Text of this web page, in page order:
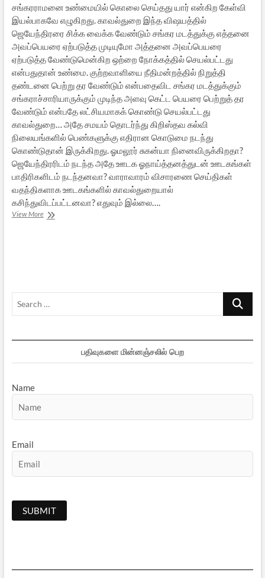
சங்கரராமனை உண்மையில் கொலை செய்தது யார் என்கிற கேள்வி
இயல்பாகவே எழுகிறது. காவல்துறை இந்த விஷயத்தில்
ஜெயேந்திரரை சிக்க வைக்க வேண்டும் சங்கர மடத்துக்கு எத்தனை
அவப்பெயரை ஏற்படுத்த முடியுமோ அத்தனை அவப்பெயரை
ஏற்படுத்த வேண்டுமென்கிற ஒற்றை நோக்கத்தில் செயல்பட்டது
என்பதுதான் உண்மை. குற்றவாளியை நீதிமன்றத்தில் நிறுத்தி
தண்டனை பெற்று தர வேண்டும் என்பதைவிட சங்கர மடத்துக்கும்
சங்கராச்சாரியாருக்கும் முடிந்த அளவு கெட்ட பெயரை பெற்றுத் தர
வேண்டும் என்பதே லட்சியமாகக் கொண்டு செயல்பட்டது
காவல்துறை… அதே சமயம் தொடர்ந்து கிறிஸ்தவ கல்வி
நிலையங்களில் பெண்களுக்கு எதிரான கொடுமை நடந்து
கொண்டுதான் இருக்கிறது. ஓமலூர் சுகன்யா நினைவிருக்கிறதா?
ஜெயேந்திரரிடம் நடந்த அதே ஊடக ஓநாய்த்தனத்துடன் ஊடகங்கள்
பாதிரிகளிடம் நடந்தனவா? வாராவாரம் விசாரணை செய்திகள்
வதந்திகளாக ஊடகங்களில் காவல்துறையால்
கசிந்துவிடப்பட்டனவா? எதுவும் இல்லை….
View Moreஜெயேந்திரர்
Search
பதிவுகளை மின்னஞ்சலில் பெற
Name
Email